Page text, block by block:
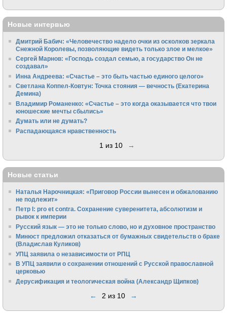
Новые интервью
Дмитрий Бабич: «Человечество надело очки из осколков зеркала
Снежной Королевы, позволяющие видеть только злое и мелкое»
Сергей Марнов: «Господь создал семью, а государство Он не
создавал»
Инна Андреева: «Счастье – это быть частью единого целого»
Светлана Коппел-Ковтун: Точка стояния — вечность (Екатерина
Демина)
Владимир Романенко: «Счастье – это когда оказывается что твои
юношеские мечты сбылись»
Думать или не думать?
Распадающаяся нравственность
1 из 10 →
Новые статьи
Наталья Нарочницкая: «Приговор России вынесен и обжалованию
не подлежит»
Петр I: pro et contra. Сохранение суверенитета, абсолютизм и
рывок к империи
Русский язык — это не только слово, но и духовное пространство
Минюст предложил отказаться от бумажных свидетельств о браке
(Владислав Куликов)
УПЦ заявила о независимости от РПЦ
В УПЦ заявили о сохранении отношений с Русской православной
церковью
Дерусификация и теологическая война (Александр Щипков)
← 2 из 10 →